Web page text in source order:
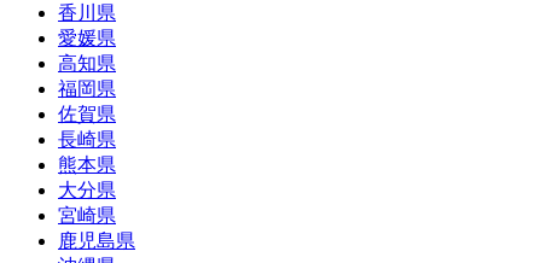
香川県
愛媛県
高知県
福岡県
佐賀県
長崎県
熊本県
大分県
宮崎県
鹿児島県